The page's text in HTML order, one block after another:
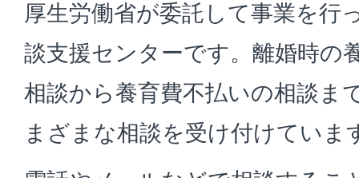
厚生労働省が委託して事業を行
談支援センターです。離婚時の
相談から養育費不払いの相談ま
まざまな相談を受け付けていま